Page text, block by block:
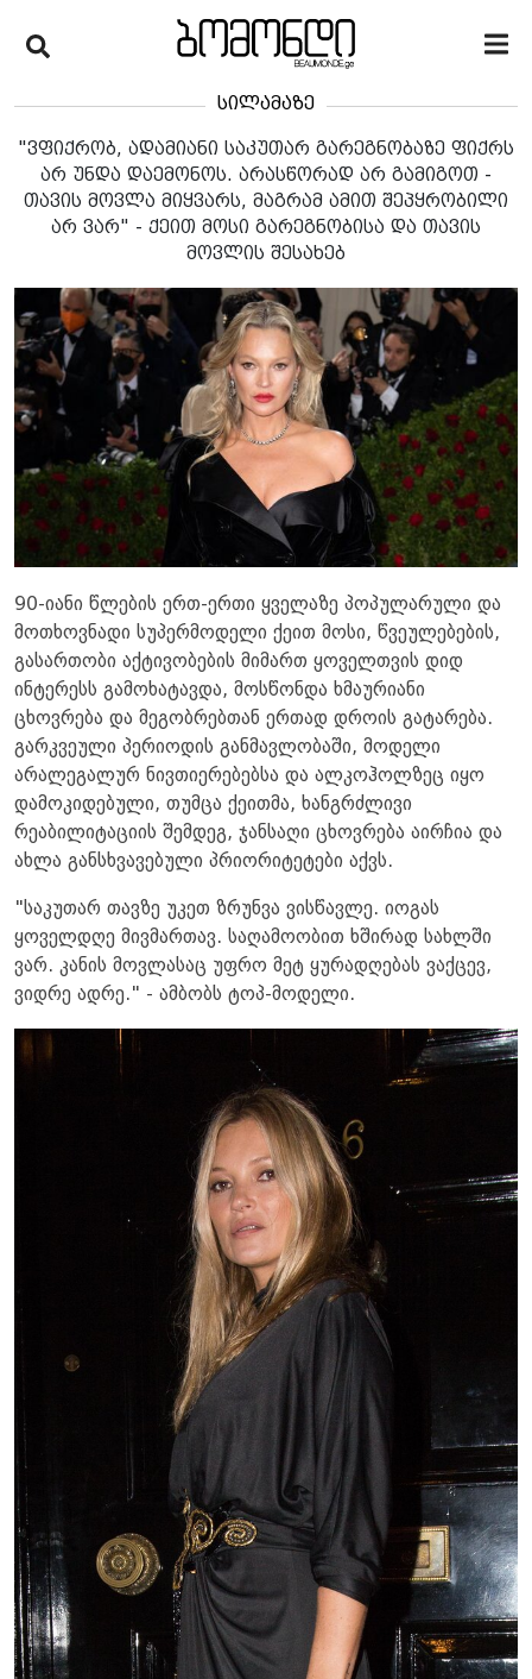
სილამაზე
"ვფიქრობ, ადამიანი საკუთარ გარეგნობაზე ფიქრს
არ უნდა დაემონოს. არასწორად არ გამიგოთ -
თავის მოვლა მიყვარს, მაგრამ ამით შეპყრობილი
არ ვარ" - ქეით მოსი გარეგნობისა და თავის
მოვლის შესახებ
90-იანი წლების ერთ-ერთი ყველაზე პოპულარული და
მოთხოვნადი სუპერმოდელი ქეით მოსი, წვეულებების,
გასართობი აქტივობების მიმართ ყოველთვის დიდ
ინტერესს გამოხატავდა, მოსწონდა ხმაურიანი
ცხოვრება და მეგობრებთან ერთად დროის გატარება.
გარკვეული პერიოდის განმავლობაში, მოდელი
არალეგალურ ნივთიერებებსა და ალკოჰოლზეც იყო
დამოკიდებული, თუმცა ქეითმა, ხანგრძლივი
რეაბილიტაციის შემდეგ, ჯანსაღი ცხოვრება აირჩია და
ახლა განსხვავებული პრიორიტეტები აქვს.
"საკუთარ თავზე უკეთ ზრუნვა ვისწავლე. იოგას
ყოველდღე მივმართავ. საღამოობით ხშირად სახლში
ვარ. კანის მოვლასაც უფრო მეტ ყურადღებას ვაქცევ,
ვიდრე ადრე." - ამბობს ტოპ-მოდელი.